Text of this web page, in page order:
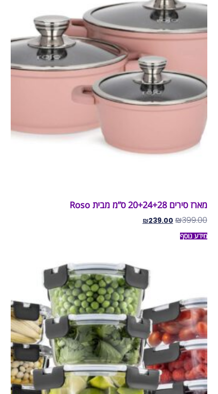
מארז סירים 20+24+28 ס”מ מבית Roso
₪399.00
₪239.00
מידע נוסף